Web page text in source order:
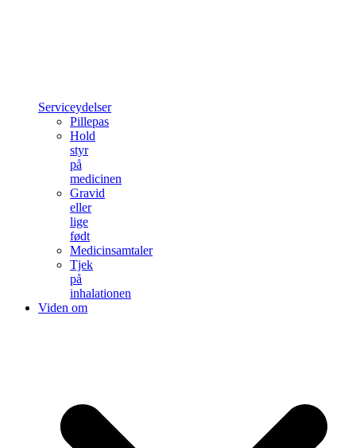
Serviceydelser
Pillepas
Hold
styr
på
medicinen
Gravid
eller
lige
født
Medicinsamtaler
Tjek
på
inhalationen
Viden om